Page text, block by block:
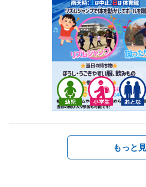
もっと